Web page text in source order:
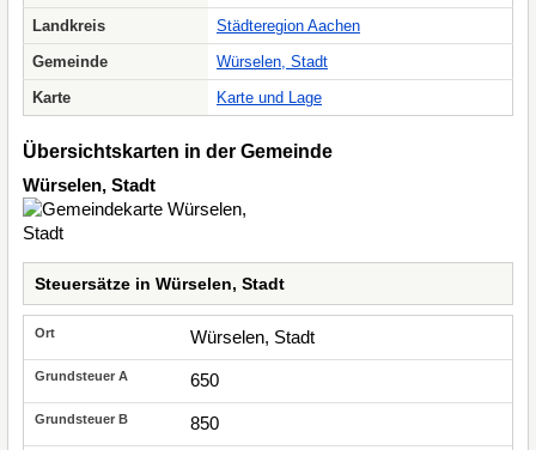
Landkreis
Städteregion Aachen
Gemeinde
Würselen, Stadt
Karte
Karte und Lage
Übersichtskarten in der Gemeinde
Würselen, Stadt
Steuersätze in Würselen, Stadt
Würselen, Stadt
650
850